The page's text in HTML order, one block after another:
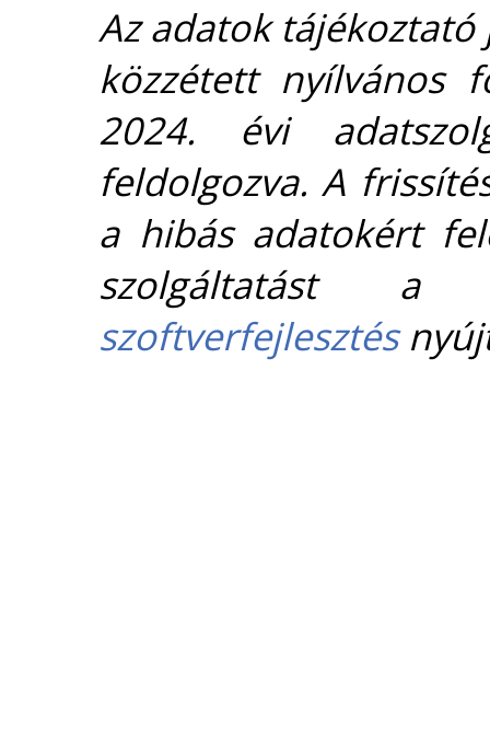
Az adatok
közzétett nyílvános
2024. évi
feldolgozva. A
a hibás adatokért
szolgáltatást
szoftverfejlesztés